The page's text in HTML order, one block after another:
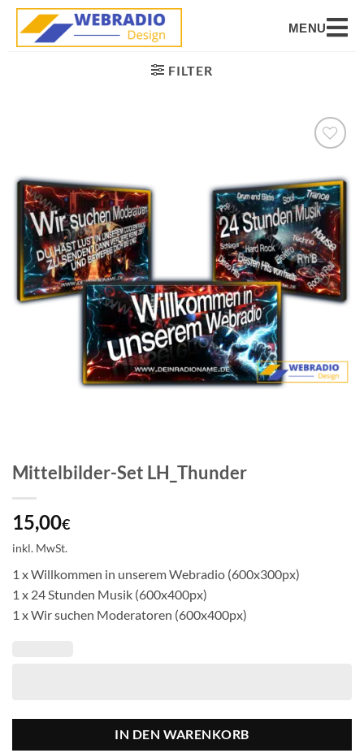
MENU
FILTER
Wunschliste
setzen
Mittelbilder-Set LH_Thunder
15,00€
inkl. MwSt.
1 x Willkommen in unserem Webradio (600x300px)
1 x 24 Stunden Musik (600x400px)
1 x Wir suchen Moderatoren (600x400px)
IN DEN WARENKORB